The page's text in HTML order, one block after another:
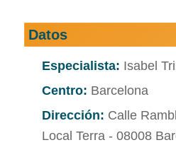
Datos
Especialista: Isabel
Centro: Barcelona
Dirección: Calle
Local Terra - 08008